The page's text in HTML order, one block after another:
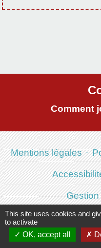
Comment
Mentions légales -
Site créé en
This site uses cookies and
to activate
OK, accept all